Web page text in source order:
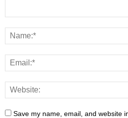
Save my name, email, and website